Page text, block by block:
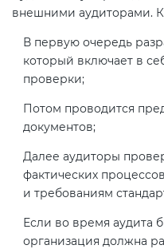
внешними аудиторами.
В первую очередь
который включает в
проверки;
Потом проводится
документов;
Далее аудиторы
фактических
и требованиям
Если во время аудита
организация должна